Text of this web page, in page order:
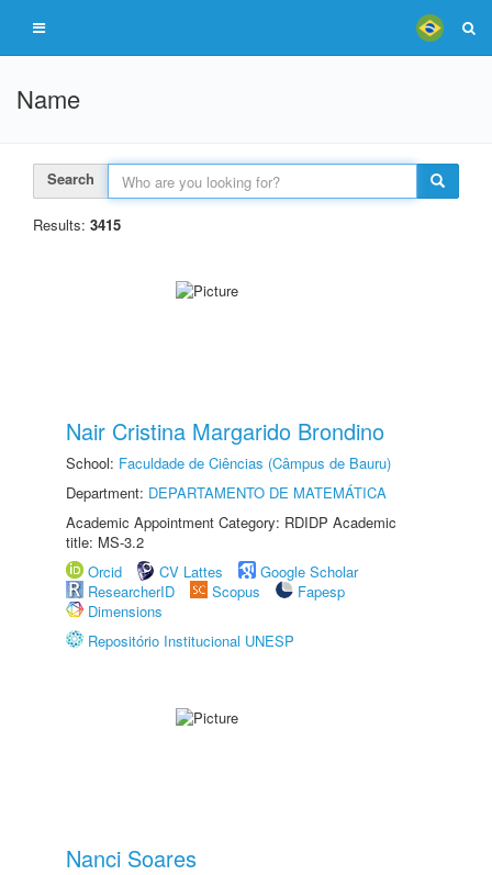
Name
Search
Results: 3415
Nair Cristina Margarido Brondino
School: Faculdade de Ciências (Câmpus de Bauru)
Department: DEPARTAMENTO DE MATEMÁTICA
Academic Appointment Category: RDIDP Academic
title: MS-3.2
Orcid
CV Lattes
Google Scholar
ResearcherID
Scopus
Fapesp
Dimensions
Repositório Institucional UNESP
Nanci Soares